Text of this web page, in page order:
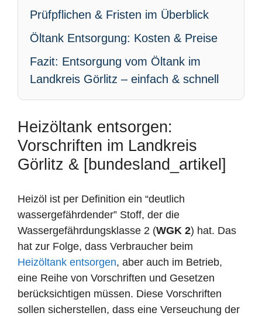
Prüfpflichen & Fristen im Überblick
Öltank Entsorgung: Kosten & Preise
Fazit: Entsorgung vom Öltank im
Landkreis Görlitz – einfach & schnell
Heizöltank entsorgen:
Vorschriften im Landkreis
Görlitz & [bundesland_artikel]
Heizöl ist per Definition ein “deutlich
wassergefährdender” Stoff, der die
Wassergefährdungsklasse 2 (WGK 2) hat. Das
hat zur Folge, dass Verbraucher beim
Heizöltank entsorgen, aber auch im Betrieb,
eine Reihe von Vorschriften und Gesetzen
berücksichtigen müssen. Diese Vorschriften
sollen sicherstellen, dass eine Verseuchung der